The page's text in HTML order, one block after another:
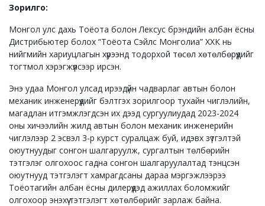
Зорилго:
Монгол улс дахь Тоёота болон Лексус брэндийн албан ёсны
Дистрибьютер болох “Тоёота Сэйлс Монголиа” ХХК нь
нийгмийн хариуцлагын хүрээнд тодорхой төсөл хөтөлбөрүүдийг
тогтмол хэрэгжүүлсээр ирсэн.
Энэ удаа Монгол улсад ирээдүйн чадварлаг автын болон
механик инженерүүдийг бэлтгэх зорилгоор тухайн чиглэлийн,
магадлан итгэмжлэгдсэн их дээд сургуулиудад 2023-2024
оны хичээлийн жилд автын болон механик инженерийн
чиглэлээр 2 эсвэл 3-р курст суралцаж буй, идэвх зүтгэлтэй
оюутнуудыг сонгон шалгаруулж, сургалтын төлбөрийн
тэтгэлэг олгохоос гадна сонгон шалгаруулалтад тэнцсэн
оюутнууд тэтгэлэгт хамрагдсаны дараа мэргэжлээрээ
Тоёотагийн албан ёсны дилерүүдэд ажиллах боломжийг
олгохоор энэхүү тэтгэлэгт хөтөлбөрийг зарлаж байна.